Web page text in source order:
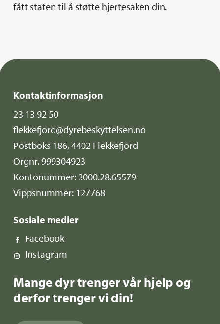
fått staten til å støtte hjertesaken din.
Kontaktinformasjon
23 13 92 50
flekkefjord@dyrebeskyttelsen.no
Postboks 186, 4402 Flekkefjord
Orgnr. 999304923
Kontonummer: 3000.28.65579
Vippsnummer: 127768
Sosiale medier
Facebook
Instagram
Mange dyr trenger vår hjelp og
derfor trenger vi din!